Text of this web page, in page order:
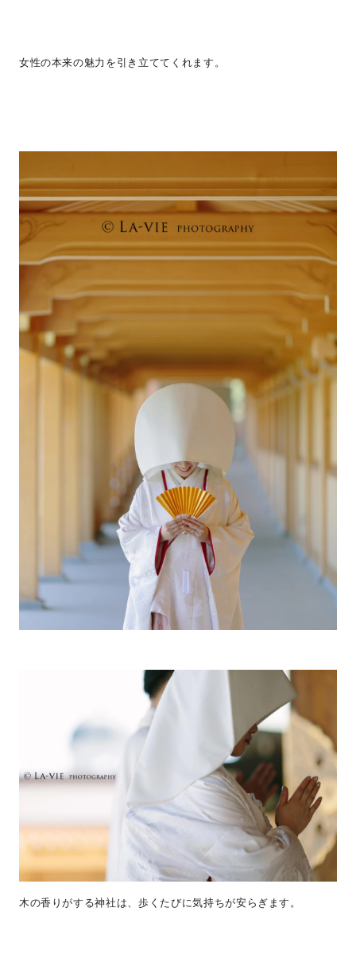
女性の本来の魅力を引き立ててくれます。
木の香りがする神社は、歩くたびに気持ちが安らぎます。